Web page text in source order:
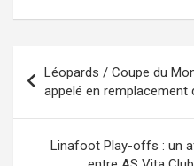
de
l’article
Léopards / Coupe du
appelé en remplacement
Linafoot Play-offs : un